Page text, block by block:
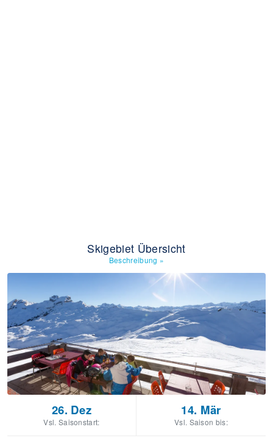
Skigebiet Übersicht
Beschreibung »
26. Dez
Vsl. Saisonstart:
14. Mär
Vsl. Saison bis: